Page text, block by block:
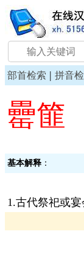
部首检索 | 拼音
罍篚
基本解释 ：
1.古代祭祀或